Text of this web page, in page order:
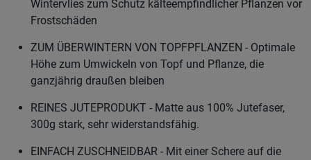
Wintervlies zum Schutz kälteempfindlicher Pflanzen vor
Frostschäden
ZUM ÜBERWINTERN VON TOPFPFLANZEN - Optimale
Höhe zum Umwickeln von Topf und Pflanze, die
ganzjährig draußen bleiben
REINES JUTEPRODUKT - Matte aus 100% Jutefaser,
300g stark, sehr widerstandsfähig.
EINFACH ZUSCHNEIDBAR - Mit einer Schere auf die